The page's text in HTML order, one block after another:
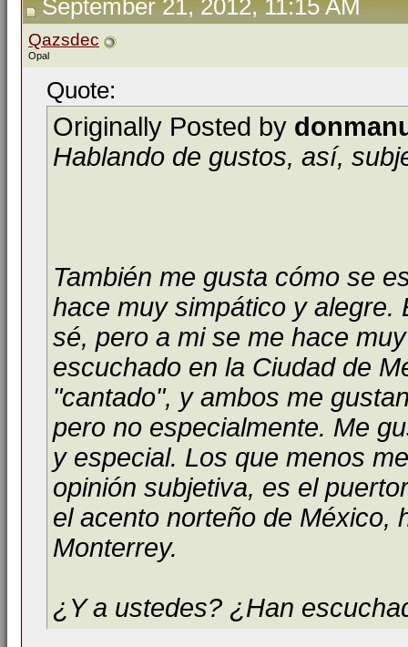
September 21, 2012, 11:15 AM
Qazsdec
Opal
Quote:
Originally Posted by
Hablando de gustos, así,
También me gusta cómo se
hace muy simpático y alegre.
sé, pero a mi se me hace
escuchado en la Ciudad de
"cantado", y ambos me
pero no especialmente. Me
y especial. Los que menos
opinión subjetiva, es el
el acento norteño de México,
Monterrey.
¿Y a ustedes? ¿Han